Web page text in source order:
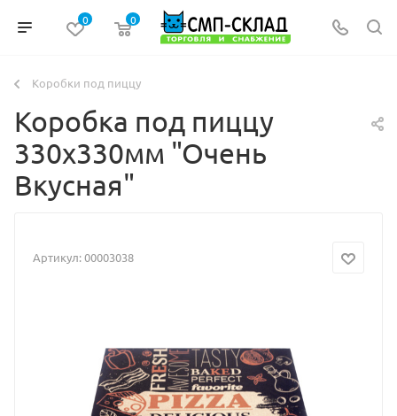
0 0
Коробки под пиццу
Коробка под пиццу
330х330мм "Очень
Вкусная"
Артикул:00003038